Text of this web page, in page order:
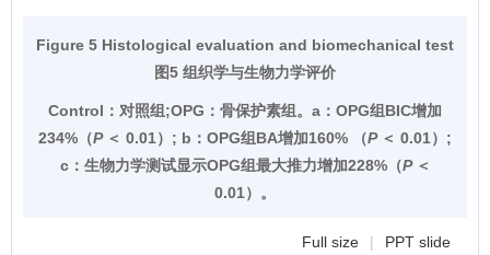
Figure 5 Histological evaluation and biomechanical test
图5 组织学与生物力学评价
Control：对照组;OPG：骨保护素组。a：OPG组BIC增加
234%（P ＜ 0.01）; b：OPG组BA增加160% （P ＜ 0.01）;
c：生物力学测试显示OPG组最大推力增加228%（P ＜
0.01）。
Full size | PPT slide